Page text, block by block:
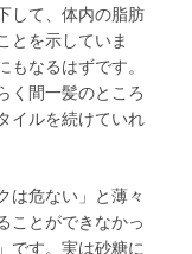
して、体内の脂肪
とを示していま
なるはずです。
く間一髪のところ
イルを続けていれ
は危ない」と薄々
ことができなかっ
です。実は砂糖に